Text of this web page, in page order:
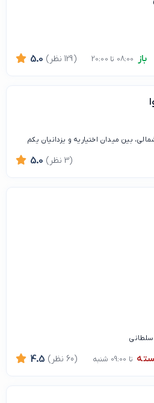
باز 5.0 (129 نظر)
بین میدان اختیاریه و یزدانیان یکم
5.0 (3 نظر)
سلطانی
تا 09:00 شنبه 4.5 (60 نظر)